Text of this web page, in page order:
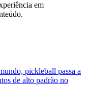
em